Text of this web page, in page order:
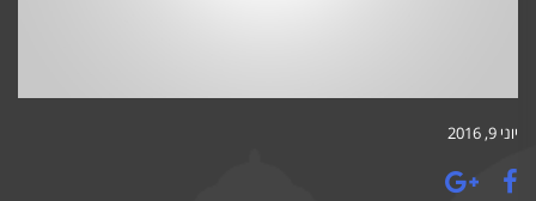
יוני 9, 2016